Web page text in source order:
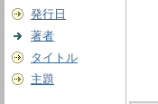
発行日
著者
タイトル
主題